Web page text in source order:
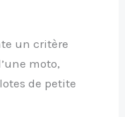
un critère
moto,
de petite